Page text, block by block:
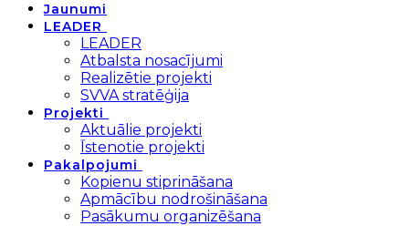
Jaunumi
LEADER
LEADER
Atbalsta nosacījumi
Realizētie projekti
SVVA stratēģija
Projekti
Aktuālie projekti
Īstenotie projekti
Pakalpojumi
Kopienu stiprināšana
Apmācību nodrošināšana
Pasākumu organizēšana